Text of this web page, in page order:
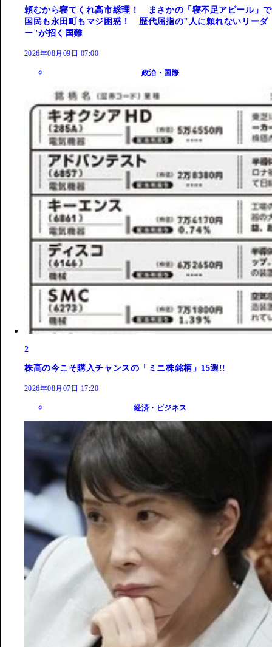
頼むから寝てくれ高市総理！ まさかの「寝不足アピール」で
国民も永田町もマジ困惑！ 歴代屈指の"人に頼れないリーダ
ー"が招く国難
2026年08月09日 07:00
政治・国際
2
株高の今こそ購入チャンスの「ミニ株銘柄」15選!!
2026年08月07日 17:20
経済・ビジネス